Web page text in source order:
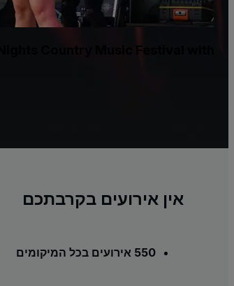
Nights Country Music Festival with
אין אירועים בקרבתכם
550 אירועים בכל המיקומים